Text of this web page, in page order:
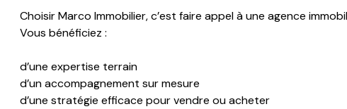
Choisir Marco Immobilier, c’est faire appel à une agence
Vous bénéficiez :
d’une expertise terrain
d’un accompagnement sur mesure
d’une stratégie efficace pour vendre ou acheter